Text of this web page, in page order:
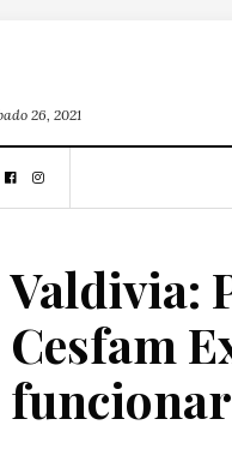
26, 2021
Valdivia:
Cesfam